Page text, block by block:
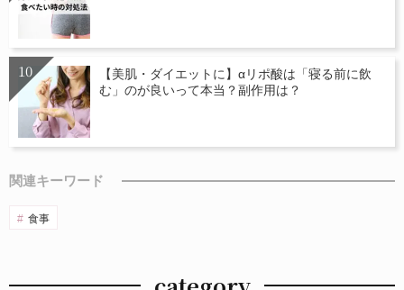
【美肌・ダイエットに】αリポ酸は「寝る前に飲
む」のが良いって本当？副作用は？
関連キーワード
食事